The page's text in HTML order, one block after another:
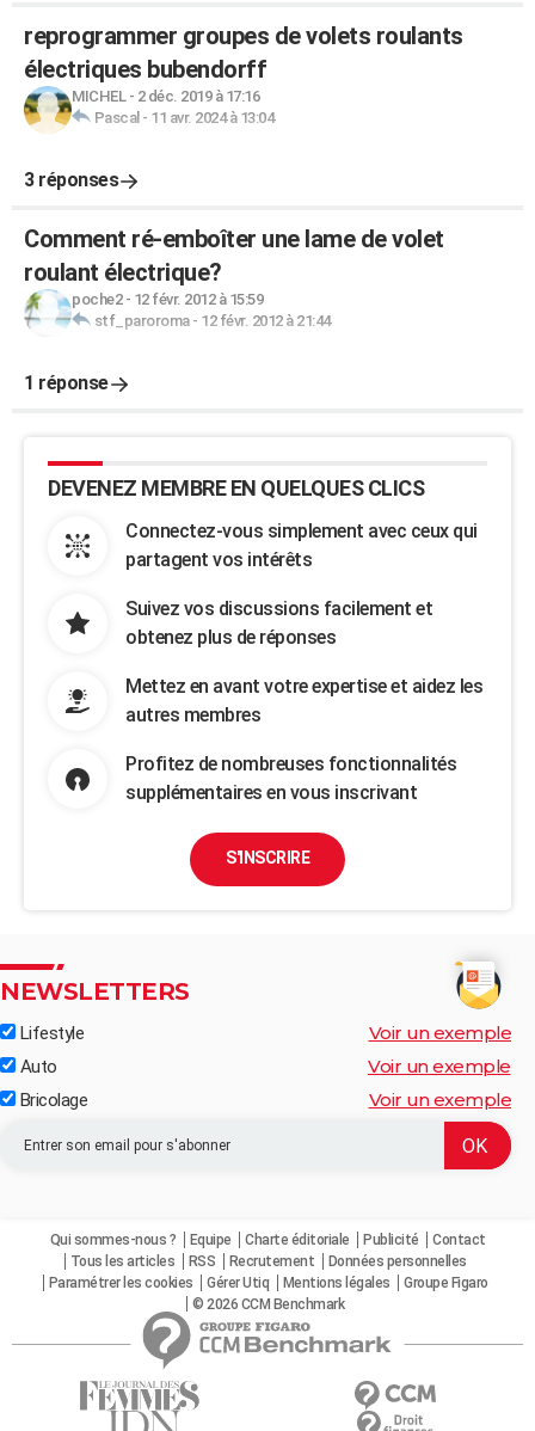
reprogrammer groupes de volets roulants
électriques bubendorff
MICHEL- 2 déc. 2019 à 17:16
Pascal - 11 avr. 2024 à 13:04
3 réponses
Comment ré-emboîter une lame de volet
roulant électrique?
poche2- 12 févr. 2012 à 15:59
stf_paroroma- 12 févr. 2012 à 21:44
1 réponse
DEVENEZ MEMBRE EN QUELQUES CLICS
Connectez-vous simplement avec ceux qui
partagent vos intérêts
Suivez vos discussions facilement et
obtenez plus de réponses
Mettez en avant votre expertise et aidez les
autres membres
Profitez de nombreuses fonctionnalités
supplémentaires en vous inscrivant
S'INSCRIRE
NEWSLETTERS
Lifestyle Voir un exemple
Auto Voir un exemple
Bricolage Voir un exemple
Qui sommes-nous ? Equipe Charte éditoriale Publicité
Contact
Tous les articles
RSS Recrutement
Données personnelles
Paramétrer les cookies
Gérer Utiq Mentions légales
Groupe Figaro
© 2026 CCM Benchmark